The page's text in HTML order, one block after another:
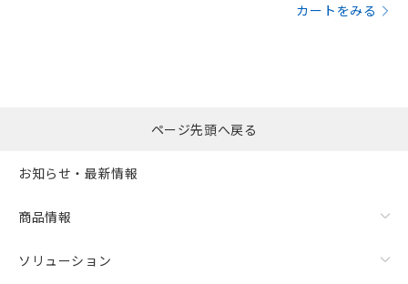
カートをみる
ページ先頭へ戻る
お知らせ・最新情報
商品情報
ソリューション